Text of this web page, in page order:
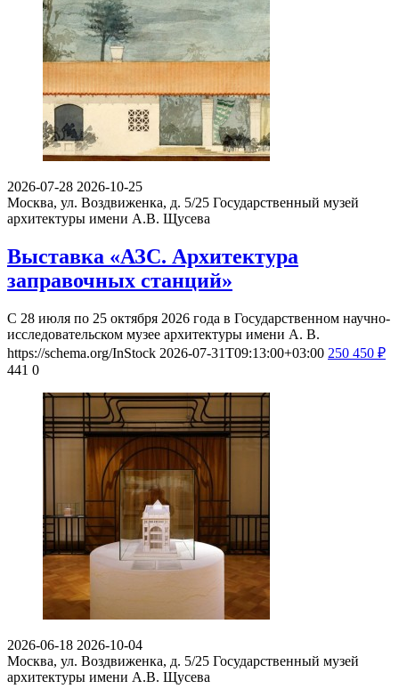
2026-07-28 2026-10-25
Москва, ул. Воздвиженка, д. 5/25 Государственный музей
архитектуры имени А.В. Щусева
Выставка «АЗС. Архитектура
заправочных станций»
С 28 июля по 25 октября 2026 года в Государственном научно-
исследовательском музее архитектуры имени А. В.
https://schema.org/InStock 2026-07-31T09:13:00+03:00 250 450 ₽
441 0
2026-06-18 2026-10-04
Москва, ул. Воздвиженка, д. 5/25 Государственный музей
архитектуры имени А.В. Щусева